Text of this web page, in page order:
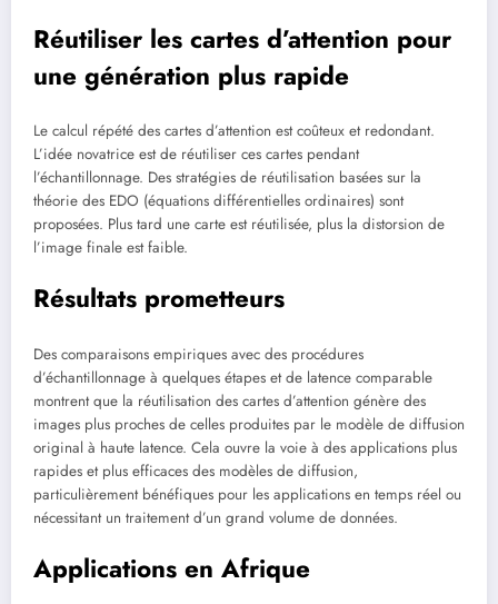
Réutiliser les cartes d’attention pour
une génération plus rapide
Le calcul répété des cartes d’attention est coûteux et redondant.
L’idée novatrice est de réutiliser ces cartes pendant
l’échantillonnage. Des stratégies de réutilisation basées sur la
théorie des EDO (équations différentielles ordinaires) sont
proposées. Plus tard une carte est réutilisée, plus la distorsion de
l’image finale est faible.
Résultats prometteurs
Des comparaisons empiriques avec des procédures
d’échantillonnage à quelques étapes et de latence comparable
montrent que la réutilisation des cartes d’attention génère des
images plus proches de celles produites par le modèle de diffusion
original à haute latence. Cela ouvre la voie à des applications plus
rapides et plus efficaces des modèles de diffusion,
particulièrement bénéfiques pour les applications en temps réel ou
nécessitant un traitement d’un grand volume de données.
Applications en Afrique